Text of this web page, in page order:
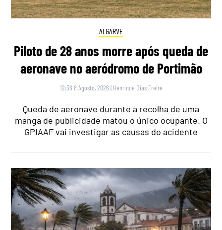
ALGARVE
Piloto de 28 anos morre após queda de
aeronave no aeródromo de Portimão
12:36 8 Agosto, 2026 | Henrique Dias Freire
Queda de aeronave durante a recolha de uma
manga de publicidade matou o único ocupante. O
GPIAAF vai investigar as causas do acidente